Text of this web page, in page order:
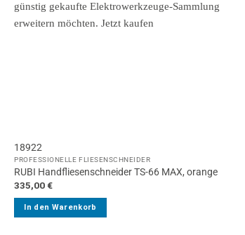
18922
PROFESSIONELLE FLIESENSCHNEIDER
RUBI Handfliesenschneider TS-66 MAX, orange
335,00€
In den Warenkorb